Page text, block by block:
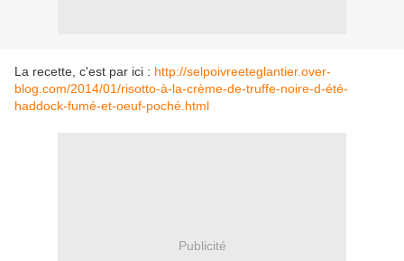
La recette, c'est par ici : http://selpoivreeteglantier.over-
blog.com/2014/01/risotto-à-la-crème-de-truffe-noire-d-été-
haddock-fumé-et-oeuf-poché.html
Publicité